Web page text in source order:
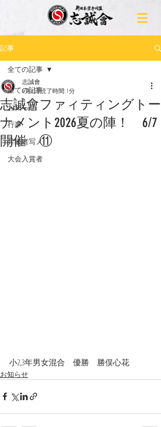
記事
全ての記事
お知らせ
行事
昇級者写メ
大会入賞者
全ての記事
志誠會ファィティングトー
ナメント2026夏の陣！ 6/7
開催 ⑪
志誠會
6月8日読了時間: 1分
小2,3年男女混合　優勝　勝俣心花
お知らせ